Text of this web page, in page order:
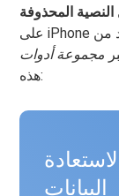
النصية المحذوفة
على iPhone بشكل انتقائي. لمعرفة كيفية الاسترداد من iTunes
هذه:
البيانات